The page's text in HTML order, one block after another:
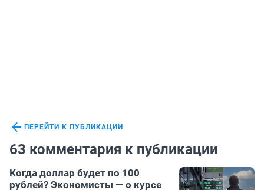
ПЕРЕЙТИ К ПУБЛИКАЦИИ
63 комментария к публикации
Когда доллар будет по 100
рублей? Экономисты — о курсе